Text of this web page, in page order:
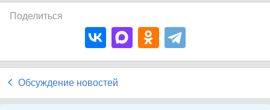
Поделиться
Обсуждение новостей